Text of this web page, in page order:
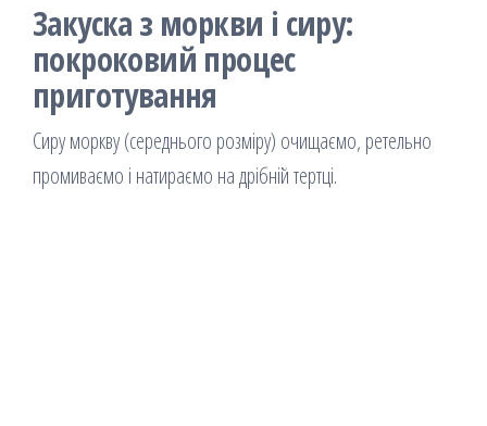
Закуска з моркви і сиру:
покроковий процес
приготування
Сиру моркву (середнього розміру) очищаємо, ретельно
промиваємо і натираємо на дрібній тертці.